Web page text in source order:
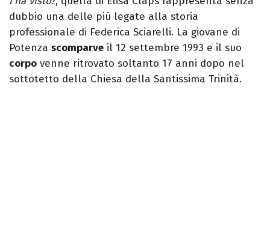
dubbio una delle più legate alla storia
professionale di Federica Sciarelli. La giovane di
Potenza scomparve il 12 settembre 1993 e il suo
corpo venne ritrovato soltanto 17 anni dopo nel
sottotetto della Chiesa della Santissima Trinità.